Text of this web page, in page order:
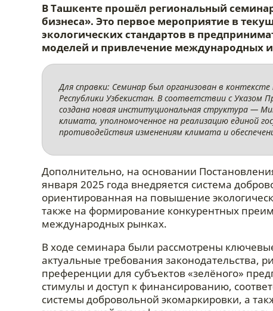
В Ташкенте прошёл региональный
бизнеса». Это первое мероприятие в
экологических стандартов в
моделей и привлечение международных
Для справки: Семинар был организован в
Республики Узбекистан. В соответствии с Указом
создана новая институциональная структура —
климата, уполномоченное на реализацию единой
противодействия изменениям климата и
Дополнительно, на основании
января 2025 года внедряется система
ориентированная на повышение
также на формирование конкурентных
международных рынках.
В ходе семинара были рассмотрены
актуальные требования законодательства,
преференции для субъектов «зелёного»
стимулы и доступ к финансированию,
системы добровольной экомаркировки, а